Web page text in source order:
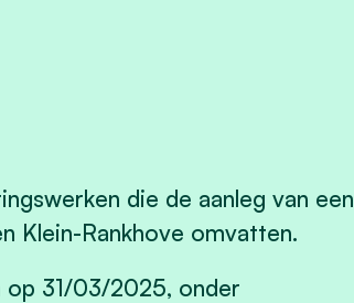
die de aanleg van een
Klein-Rankhove omvatten.
op 31/03/2025, onder